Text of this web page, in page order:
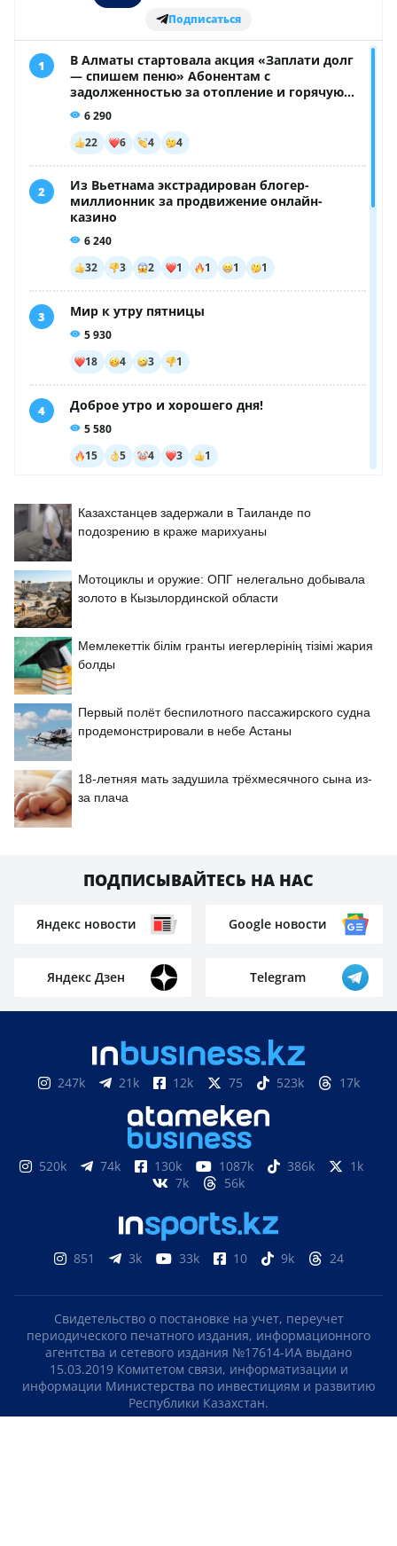
Казахстанцев задержали в Таиланде по
подозрению в краже марихуаны
Мотоциклы и оружие: ОПГ нелегально добывала
золото в Кызылординской области
Мемлекеттік білім гранты иегерлерінің тізімі жария
болды
Первый полёт беспилотного пассажирского судна
продемонстрировали в небе Астаны
18-летняя мать задушила трёхмесячного сына из-
за плача
ПОДПИСЫВАЙТЕСЬ НА НАС
Яндекс новости Google новости
Яндекс Дзен Telegram
247k 21k 12k 75 523k 17k
520k 74k 130k 1087k 386k
1k
7k
56k
851 3k 33k 10 9k 24
Свидетельство о постановке на учет, переучет
периодического печатного издания, информационного
агентства и сетевого издания №17614-ИА выдано
15.03.2019 Комитетом связи, информатизации и
информации Министерства по инвестициям и развитию
Республики Казахстан.